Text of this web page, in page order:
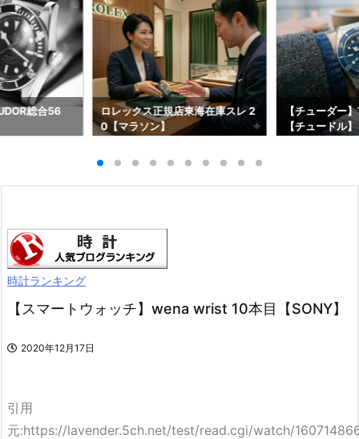
総合56
ロレックス正規店東海在庫スレ 2
0【マラソン】
【チューダー
【チュードル】
時計ランキング
【スマートウォッチ】wena wrist 10本目【SONY】
2020年12月17日
引用
元:https://lavender.5ch.net/test/read.cgi/watch/